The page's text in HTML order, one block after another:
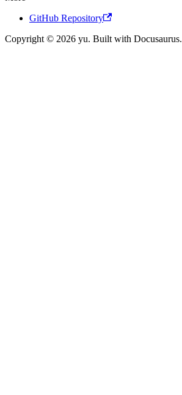
GitHub Repository
Copyright © 2026 yu. Built with Docusaurus.